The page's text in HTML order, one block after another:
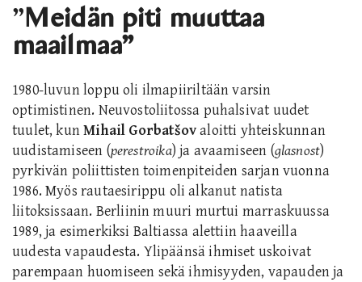
”Meidän piti muuttaa
maailmaa”
1980-luvun loppu oli ilmapiiriltään varsin
optimistinen. Neuvostoliitossa puhalsivat uudet
tuulet, kunMihail Gorbatšov aloitti yhteiskunnan
uudistamiseen (perestroika) ja avaamiseen (glasnost)
pyrkivän poliittisten toimenpiteiden sarjan vuonna
1986. Myös rautaesirippu oli alkanut natista
liitoksissaan. Berliinin muuri murtui marraskuussa
1989, ja esimerkiksi Baltiassa alettiin haaveilla
uudesta vapaudesta. Ylipäänsä ihmiset uskoivat
parempaan huomiseen sekä ihmisyyden, vapauden ja